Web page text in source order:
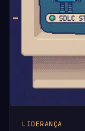
LIDERANÇA